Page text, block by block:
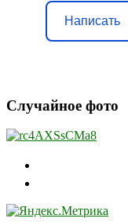
Написать
Случайное фото